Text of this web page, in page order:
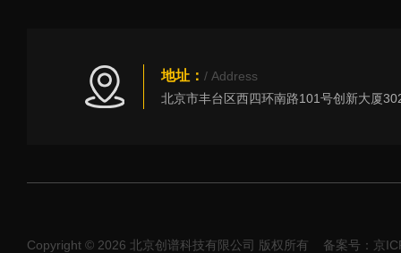
地址： / Address
Copyright © 2026 北京创谱科技有限公司 版权所有 备案号：京